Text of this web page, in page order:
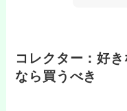
コレクター：好
なら買うべき